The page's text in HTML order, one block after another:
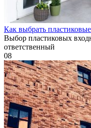
Как выбрать
Выбор пластиковых
ответственный
08